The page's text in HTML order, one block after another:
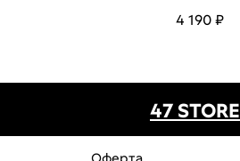
4 190₽
47 STORE